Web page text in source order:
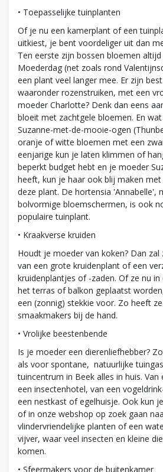
• Toepasselijke tuinplanten
Of je nu een kamerplant of een
uitkiest, je bent voordeliger uit dan
Ten eerste zijn bossen bloemen
Moederdag (net zoals rond
een plant veel langer mee. Er zijn
waaronder rozenstruiken, met een
moeder Charlotte? Denk dan eens
bloeit met zachtgele bloemen. En
Suzanne-met-de-mooie-ogen
oranje of witte bloemen met een
eenjarige kun je laten klimmen of
beperkt budget hebt en je moeder
heeft, kun je haar ook blij maken met
deze plant. De hortensia 'Annabelle',
bolvormige bloemschermen, is ook
populaire tuinplant.
• Kraakverse kruiden
Houdt je moeder van koken? Dan zal
van een grote kruidenplant of een
kruidenplantjes of -zaden. Of ze nu
het terras of balkon geplaatst
een (zonnig) stekkie voor. Zo heeft
smaakmakers bij de hand.
• Vrolijke beestenbende
Is je moeder een dierenliefhebber?
als voor spontane, natuurlijke
tuincentrum in Beek alles in huis.
een insectenhotel, van een
een nestkast of egelhuisje. Ook kun
of in onze webshop op zoek gaan
vlindervriendelijke planten of een
vijver, waar veel insecten en kleine
komen.
• Sfeermakers voor de buitenkamer